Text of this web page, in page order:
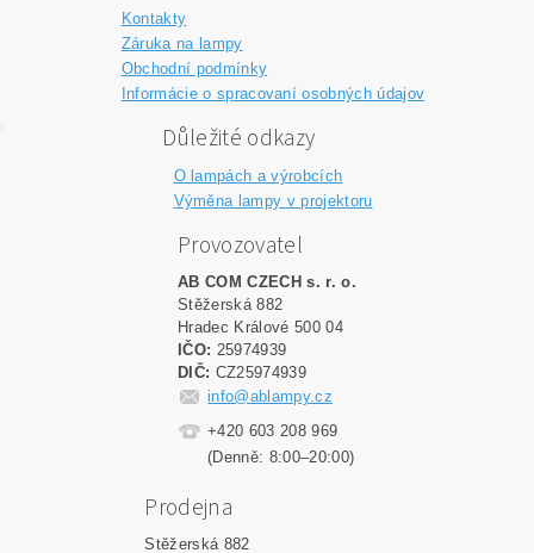
Kontakty
Záruka na lampy
Obchodní podmínky
Informácie o spracovaní osobných údajov
Důležité odkazy
O lampách a výrobcích
Výměna lampy v projektoru
Provozovatel
AB COM CZECH s. r. o.
Stěžerská 882
Hradec Králové 500 04
IČO: 25974939
DIČ: CZ25974939
info@ablampy.cz
+420 603 208 969
(Denně: 8:00–20:00)
Prodejna
Stěžerská 882